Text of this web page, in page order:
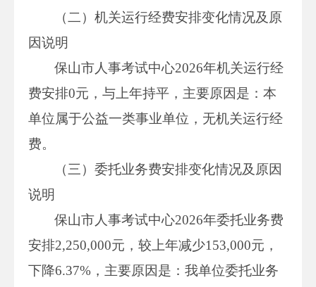
（二）机关运行经费安排变化情况及原
因说明
保山市人事考试中心2026年机关运行经
费安排0元，与上年持平，主要原因是：本
单位属于公益一类事业单位，无机关运行经
费。
（三）委托业务费安排变化情况及原因
说明
保山市人事考试中心2026年委托业务费
安排2,250,000元，较上年减少153,000元，
下降6.37%，主要原因是：我单位委托业务